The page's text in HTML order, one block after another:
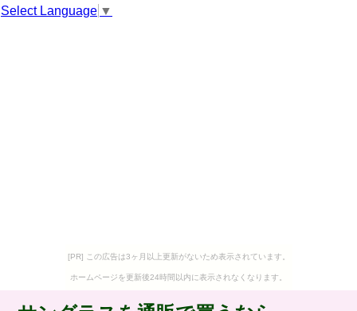
Select Language ▼
[PR] この広告は3ヶ月以上更新がないため表示されています。
ホームページを更新後24時間以内に表示されなくなります。